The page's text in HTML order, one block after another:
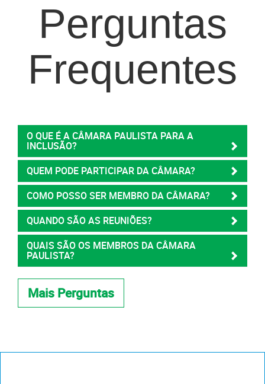
Perguntas
Frequentes
O QUE É A CÂMARA PAULISTA PARA A
INCLUSÃO?
QUEM PODE PARTICIPAR DA CÂMARA?
COMO POSSO SER MEMBRO DA CÂMARA?
QUANDO SÃO AS REUNIÕES?
QUAIS SÃO OS MEMBROS DA CÂMARA
PAULISTA?
Mais Perguntas